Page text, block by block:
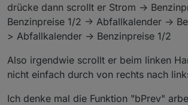
drücke dann scrollt er Strom ->
Benzinpreise 1/2 -> Abfallkalender ->
> Abfallkalender -> Benzinpreise 1/2
Also irgendwie scrollt er beim linken
nicht einfach durch von rechts nach
Ich denke mal die Funktion "bPrev"